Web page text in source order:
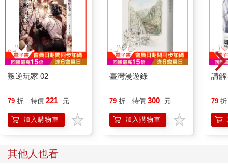
是遊隼的數量下降警告科學家食物鏈裡的殺蟲劑DDT 造成的毀
滅。藉由保護鳥類，我們從而保護了所有生物賴以為生的自然環
境──包括我們自己。
鳥類也提供了無形的但同等重要的功能：例如陪伴、愉悅以及增
進心理健康。我開始寫這本書時，正值Covid-19 疫情陰霾壟罩全
球，在我這個世界的一角，充斥著隨之而來的恐懼和混亂，對於
幾百萬個困在家裡無法去工作、旅遊或跟愛人見面的人來說，鳥
人來說，這些快樂是一種啟示，我們現在面臨的最大挑戰是不要
忘了身體力行，支持地球上鳥類的未來，鳥類需要我們，而且更
重要的是我們需要鳥類。
叛逆玩家 02
79 折 特價 221 元
加入購物車
臺灣漫遊錄
79 折 特價 300 元
加入購物車
請解
79 折
其他人也看